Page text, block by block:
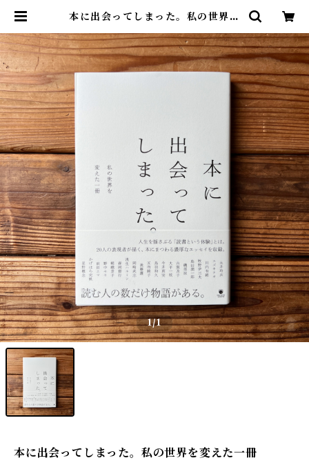
本に出会ってしまった。私の世界を
屋 トンガ坂文庫
1/1
本に出会ってしまった。私の世界を変えた一冊